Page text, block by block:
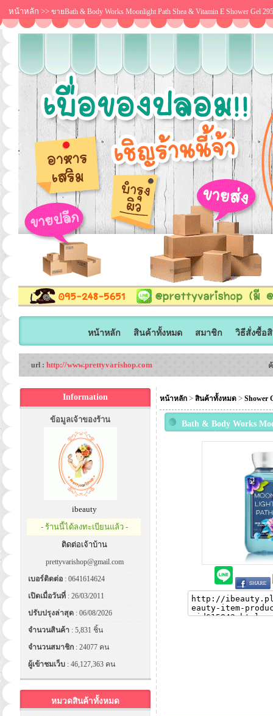
หน้าหลัก >> ขายBath & Body Works Moonlight Path Shea & Vitamin E Shower
หน้าหลัก สินค้าทั้งหมด สมาชิก วิธีสั่งซื้อ
url : http://www.prettyvarishop.com
Information
ข้อมูลเจ้าของร้าน
ibeauty
- ร้านนี้ได้ลงทะเบียนแล้ว -
ติดต่อเจ้าบ้าน
prettyvarishop@gmail.com
เบอร์ติดต่อ : 0641614624
เปิดเมื่อวันที่ : 26/03/2011
ปรับปรุงล่าสุด : 06/08/2026
จำนวนสินค้า : 5,831 ชิ้น
จำนวนสมาชิก : 24077 คน
ผู้เข้าชมเว็บ : 46,127,363 คน
หมวดสินค้าทั้งหมด
หน้าหลัก > สินค้าทั้งหมด > Shower
Bath & Body Works